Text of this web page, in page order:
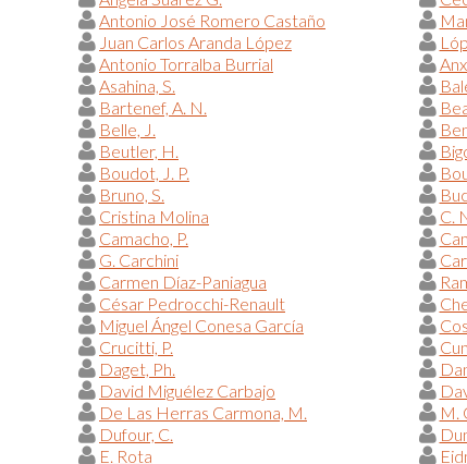
Antonio José Romero Castaño
Juan Carlos Aranda López
Antonio Torralba Burrial
Asahina, S.
Bartenef, A. N.
Belle, J.
Beutler, H.
Boudot, J. P.
Bruno, S.
Cristina Molina
C.
Camacho, P.
G. Carchini
Carmen Díaz-Paniagua
César Pedrocchi-Renault
Miguel Ángel Conesa García
Crucitti, P.
Daget, Ph.
David Miguélez Carbajo
De Las Herras Carmona, M.
M.
Dufour, C.
E. Rota